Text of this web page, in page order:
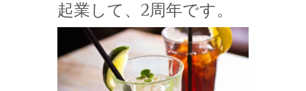
起業して、2周年です。